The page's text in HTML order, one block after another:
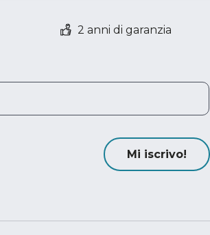
2 anni di garanzia
Mi iscrivo!